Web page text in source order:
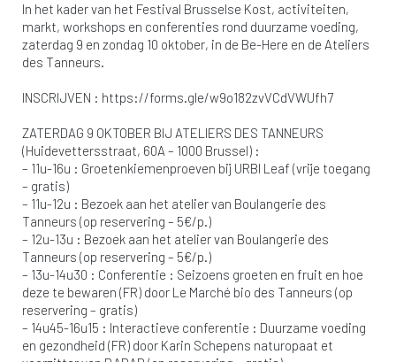
In het kader van het Festival Brusselse Kost, activiteiten,
markt, workshops en conferenties rond duurzame voeding,
zaterdag 9 en zondag 10 oktober, in de Be-Here en de Ateliers
des Tanneurs.
INSCRIJVEN : https://forms.gle/w9o182zvVCdVWUfh7
ZATERDAG 9 OKTOBER BIJ ATELIERS DES TANNEURS
(Huidevettersstraat, 60A – 1000 Brussel) :
– 11u-16u : Groetenkiemenproeven bij URBI Leaf (vrije toegang
– gratis)
– 11u-12u : Bezoek aan het atelier van Boulangerie des
Tanneurs (op reservering – 5€/p.)
– 12u-13u : Bezoek aan het atelier van Boulangerie des
Tanneurs (op reservering – 5€/p.)
– 13u-14u30 : Conferentie : Seizoens groeten en fruit en hoe
deze te bewaren (FR) door Le Marché bio des Tanneurs (op
reservering – gratis)
– 14u45-16u15 : Interactieve conferentie : Duurzame voeding
en gezondheid (FR) door Karin Schepens naturopaat et